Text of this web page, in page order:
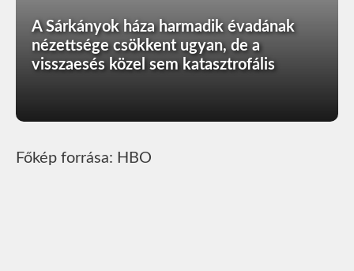
A Sárkányok háza harmadik évadának
nézettsége csökkent ugyan, de a
visszaesés közel sem katasztrofális
Főkép forrása: HBO